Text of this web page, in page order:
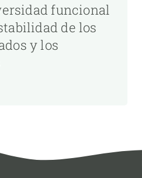
funcional
de los
y los